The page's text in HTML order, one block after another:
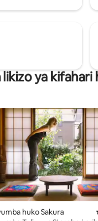
ya kifahari
huko Sakura